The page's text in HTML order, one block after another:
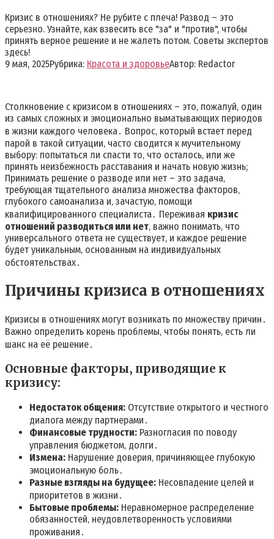
Кризис в отношениях? Не рубите с плеча! Развод – это
серьезно. Узнайте, как взвесить все "за" и "против", чтобы
принять верное решение и не жалеть потом. Советы экспертов
здесь!
9 мая, 2025Рубрика: Красота и здоровьеАвтор: Redactor
Столкновение с кризисом в отношениях – это‚ пожалуй‚ один
из самых сложных и эмоционально выматывающих периодов
в жизни каждого человека․ Вопрос‚ который встает перед
парой в такой ситуации‚ часто сводится к мучительному
выбору: попытаться ли спасти то‚ что осталось‚ или же
принять неизбежность расставания и начать новую жизнь;
Принимать решение о разводе или нет – это задача‚
требующая тщательного анализа множества факторов‚
глубокого самоанализа и‚ зачастую‚ помощи
квалифицированного специалиста․ Переживая кризис
отношений разводиться или нет‚ важно понимать‚ что
универсального ответа не существует‚ и каждое решение
будет уникальным‚ основанным на индивидуальных
обстоятельствах․
Причины кризиса в отношениях
Кризисы в отношениях могут возникать по множеству причин․
Важно определить корень проблемы‚ чтобы понять‚ есть ли
шанс на её решение․
Основные факторы‚ приводящие к
кризису:
Недостаток общения: Отсутствие открытого и честного
диалога между партнерами․
Финансовые трудности: Разногласия по поводу
управления бюджетом‚ долги․
Измена: Нарушение доверия‚ причиняющее глубокую
эмоциональную боль․
Разные взгляды на будущее: Несовпадение целей и
приоритетов в жизни․
Бытовые проблемы: Неравномерное распределение
обязанностей‚ неудовлетворенность условиями
проживания․